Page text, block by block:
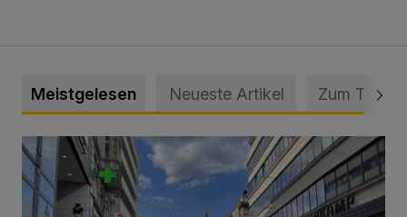
Meistgelesen Neueste Artikel Zum Thema
Ein Unzustand und Skandal